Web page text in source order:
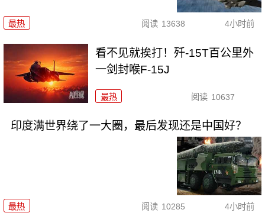
最热 阅读 13638 4小时前
看不见就挨打！歼-15T百公里外
一剑封喉F-15J
最热 阅读 10637
印度满世界绕了一大圈，最后发现还是中国好？
最热 阅读 10285 4小时前